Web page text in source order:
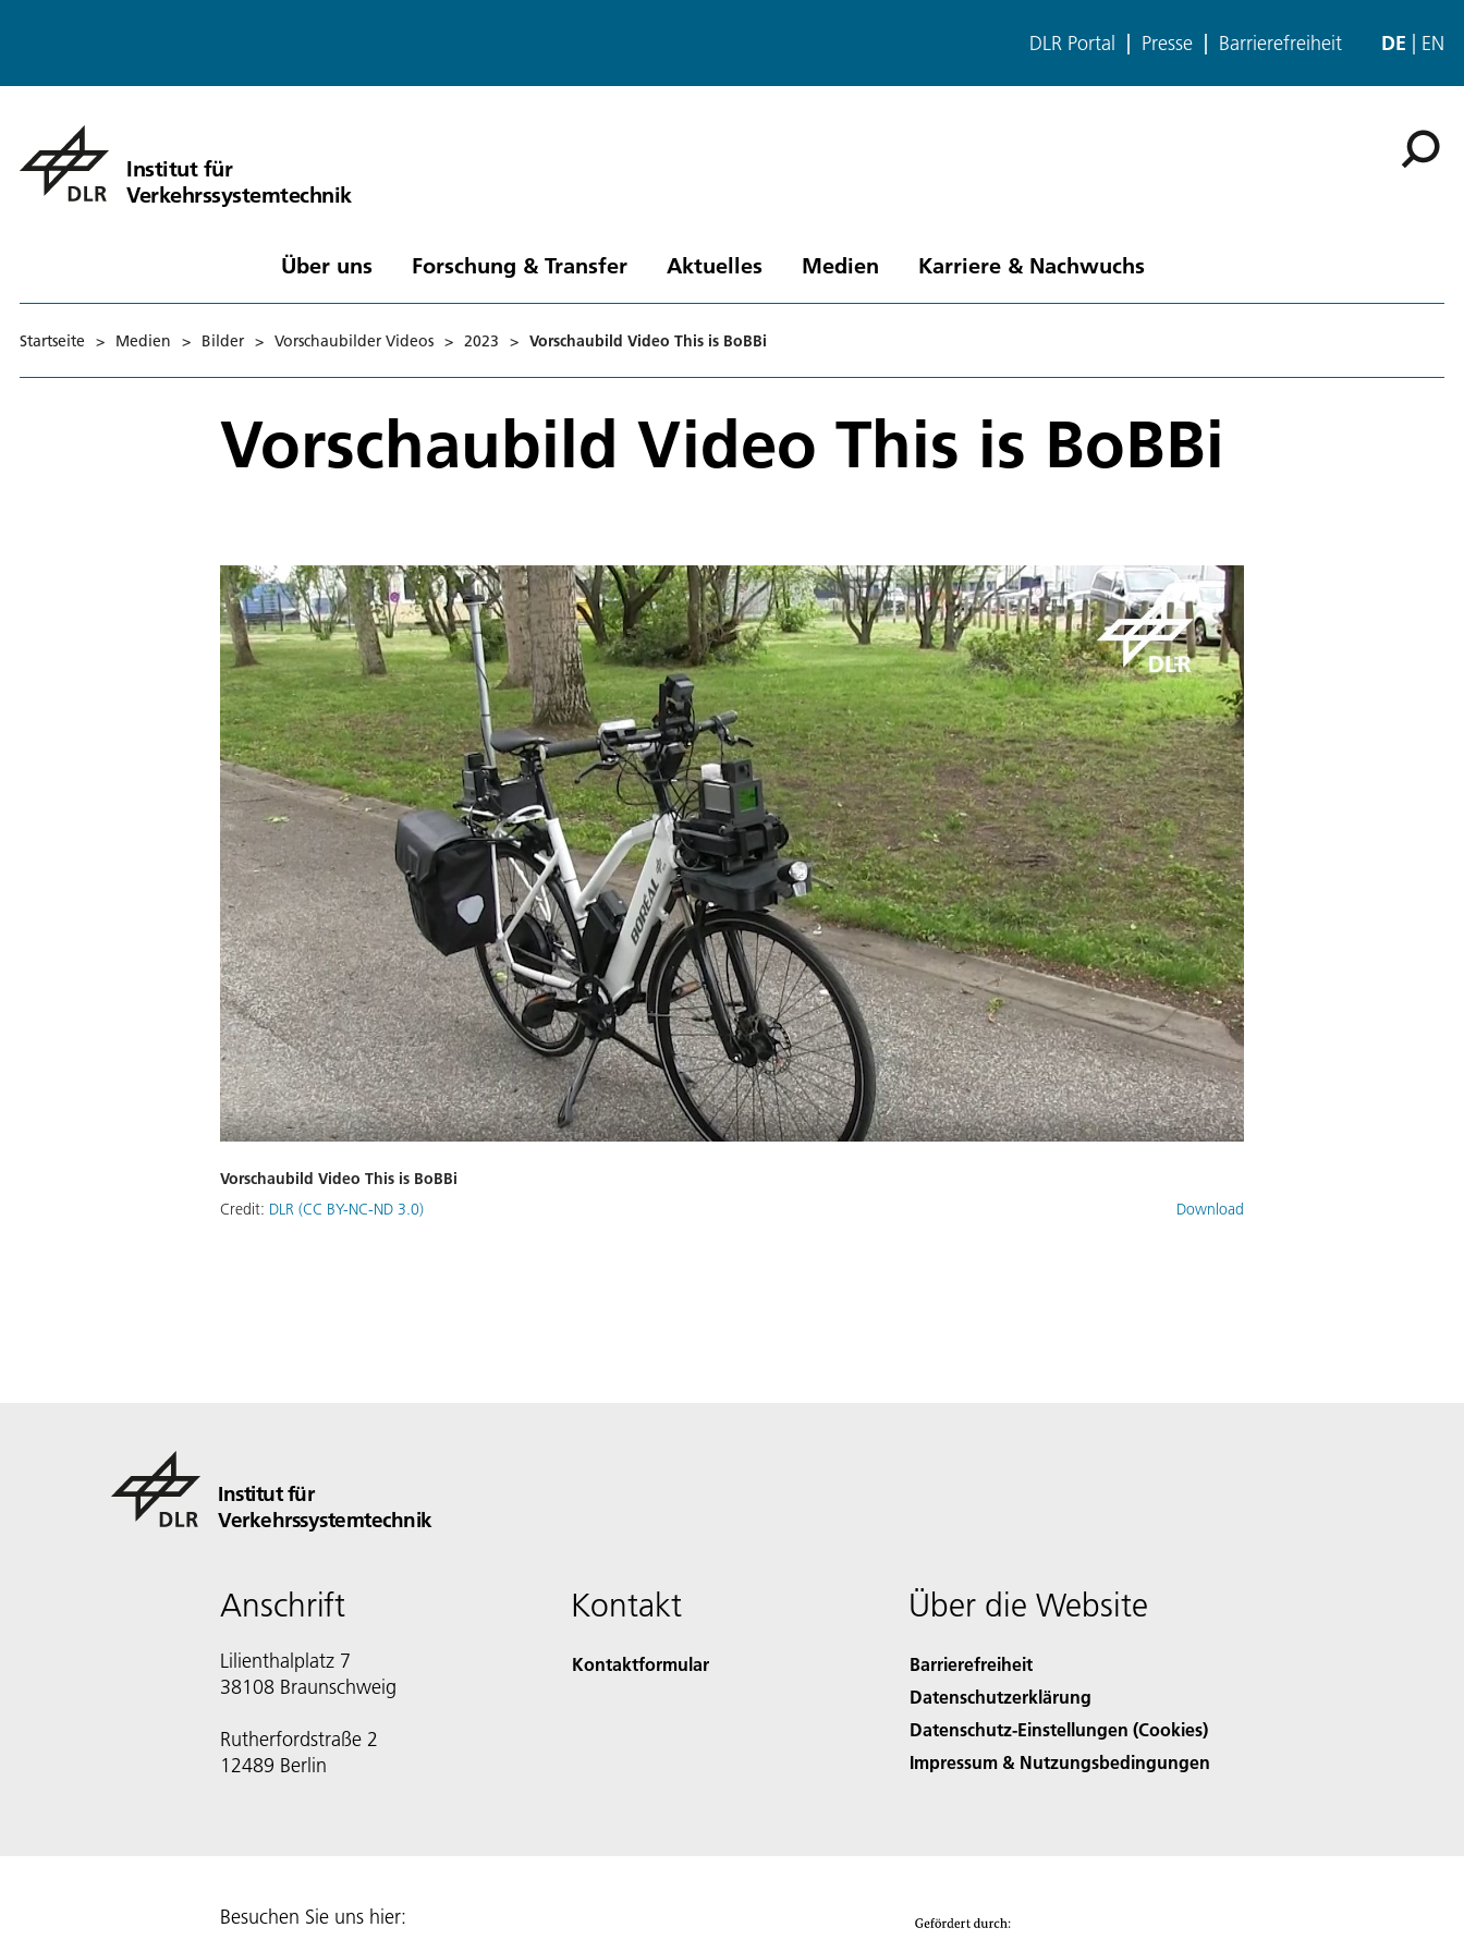
DLR Portal Presse Barrierefreiheit DE EN
Institut für
Verkehrssystemtechnik
Über uns Forschung & Transfer Aktuelles Medien Karriere & Nachwuchs
Startseite > Medien > Bilder > Vorschaubilder Videos > 2023 > Vorschaubild Video This is BoBBi
Vorschaubild Video This is BoBBi
Vorschaubild Video This is BoBBi
Credit: DLR (CC BY-NC-ND 3.0) Download
Institut für
Verkehrssystemtechnik
Anschrift
Lilienthalplatz 7
38108 Braunschweig
Rutherfordstraße 2
12489 Berlin
Kontakt
Kontaktformular
Über die Website
Barrierefreiheit
Datenschutzerklärung
Datenschutz-Einstellungen (Cookies)
Impressum & Nutzungsbedingungen
Besuchen Sie uns hier: